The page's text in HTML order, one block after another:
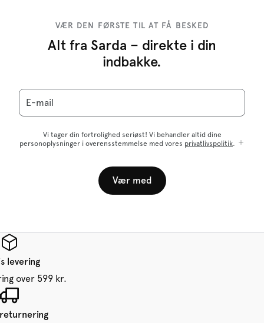
VÆR DEN FØRSTE TIL AT FÅ BESKED
Alt fra Sarda – direkte i din
indbakke.
E-mail
Vi tager din fortrolighed seriøst! Vi behandler altid dine
personoplysninger i overensstemmelse med vores privatlivspolitik.
Vær med
levering
over 599 kr.